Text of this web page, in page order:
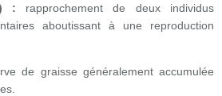
: rapprochement de deux individus
aboutissant à une reproduction
de graisse généralement accumulée